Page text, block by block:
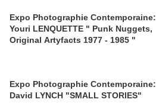
Expo Photographie Contemporaine:
Youri LENQUETTE " Punk Nuggets,
Original Artyfacts 1977 - 1985 "
Expo Photographie Contemporaine:
David LYNCH "SMALL STORIES"